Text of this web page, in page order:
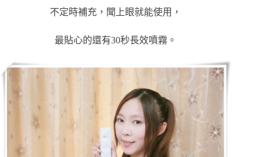
不定時補充，聞上眼就能使用，
最貼心的還有30秒長效噴霧。